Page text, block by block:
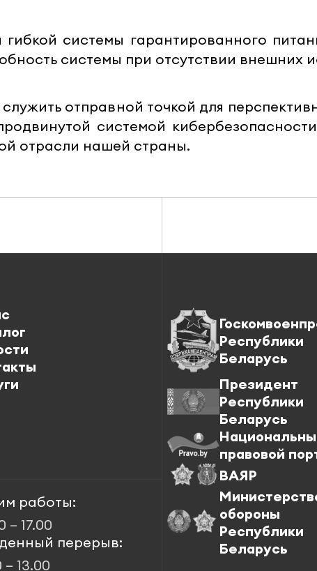
системы гарантированного
системы при отсутствии внешних
отправной точкой для
системой
отрасли нашей страны.
работы:
– 17.00
перерыв:
– 13.00
Республики
Беларусь
Президент
Республики
Беларусь
правовой
ВАЯР
обороны
Республики
Беларусь